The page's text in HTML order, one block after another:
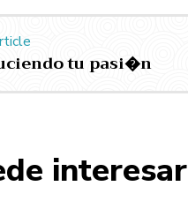
tu pasi�n
interesar